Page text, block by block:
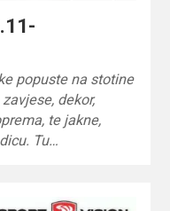
popuste na stotine
dekor,
te jakne,
Tu…